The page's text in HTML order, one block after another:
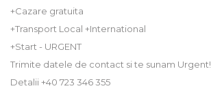
+Cazare gratuita
+Transport Local +International
+Start - URGENT
Trimite datele de contact si te sunam Urgent!
Detalii +40 723 346 355